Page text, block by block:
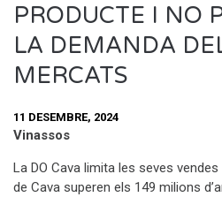
PRODUCTE I NO
LA DEMANDA
MERCATS
11 DESEMBRE, 2024
Vinassos
La DO Cava limita les seves
de Cava superen els 149 milions